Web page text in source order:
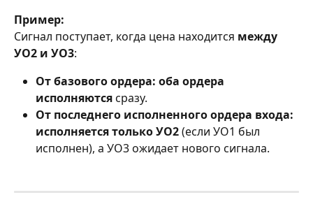
Пример:
Сигнал поступает, когда цена находится между
УО2 и УО3:
От базового ордера: оба ордера
исполняются сразу.
От последнего исполненного ордера входа:
исполняется только УО2 (если УО1 был
исполнен), а УО3 ожидает нового сигнала.